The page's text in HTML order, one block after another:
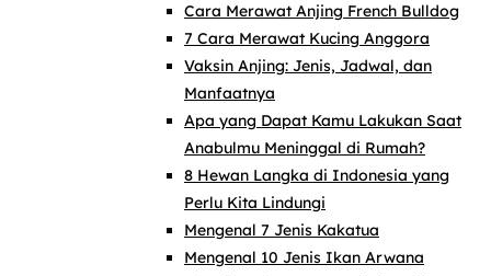
Cara Merawat Anjing French Bulldog
7 Cara Merawat Kucing Anggora
Vaksin Anjing: Jenis, Jadwal, dan
Manfaatnya
Apa yang Dapat Kamu Lakukan Saat
Anabulmu Meninggal di Rumah?
8 Hewan Langka di Indonesia yang
Perlu Kita Lindungi
Mengenal 7 Jenis Kakatua
Mengenal 10 Jenis Ikan Arwana